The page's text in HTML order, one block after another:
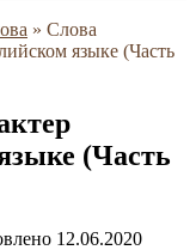
» Слова
языке (Часть
(Часть
12.06.2020